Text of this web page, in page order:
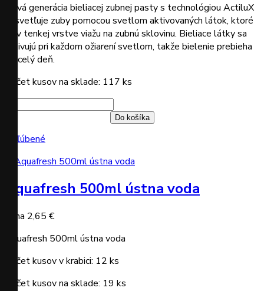
Nová generácia bieliacej zubnej pasty s technológiou ActiluX
zosvetľuje zuby pomocou svetlom aktivovaných látok, ktoré
sa v tenkej vrstve viažu na zubnú sklovinu. Bieliace látky sa
aktivujú pri každom ožiarení svetlom, takže bielenie prebieha
po celý deň.
Počet kusov na sklade: 117 ks
Do košíka
Obľúbené
Aquafresh 500ml ústna voda
Cena 2,65 €
Aquafresh 500ml ústna voda
Počet kusov v krabici: 12 ks
Počet kusov na sklade: 19 ks